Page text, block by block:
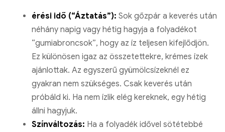
érési idő (“Áztatás”): Sok gőzpár a keverés után
néhány napig vagy hétig hagyja a folyadékot
“gumiabroncsok”, hogy az íz teljesen kifejlődjön.
Ez különösen igaz az összetettekre, krémes ízek
ajánlottak. Az egyszerű gyümölcsízeknél ez
gyakran nem szükséges. Csak keverés után
próbáld ki. Ha nem ízlik elég kereknek, egy hétig
állni hagyjuk.
Színváltozás: Ha a folyadék idővel sötétebbé